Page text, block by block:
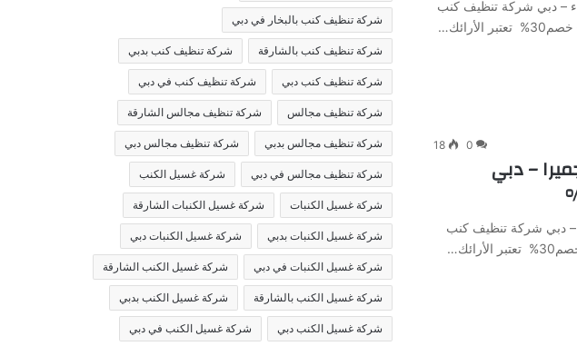
– دبي شركة تنظيف كنب
0
18
– دبي
دبي شركة تنظيف كنب
شركة تنظيف كنب بالبخار في دبي
شركة تنظيف كنب بالشارقة شركة تنظيف كنب بدبي
شركة تنظيف كنب دبي شركة تنظيف كنب في دبي
شركة تنظيف مجالس شركة تنظيف مجالس الشارقة
شركة تنظيف مجالس بدبي شركة تنظيف مجالس دبي
شركة تنظيف مجالس في دبي شركة غسيل الكنب
شركة غسيل الكنبات شركة غسيل الكنبات الشارقة
شركة غسيل الكنبات بدبي شركة غسيل الكنبات دبي
شركة غسيل الكنبات في دبي شركة غسيل الكنب الشارقة
شركة غسيل الكنب بالشارقة شركة غسيل الكنب بدبي
شركة غسيل الكنب دبي شركة غسيل الكنب في دبي